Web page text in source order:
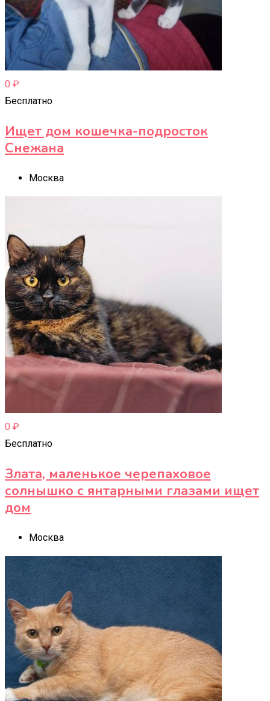
0 ₽
Бесплатно
Ищет дом кошечка-подросток
Снежана
Москва
0 ₽
Бесплатно
Злата, маленькое черепаховое
солнышко с янтарными глазами ищет
дом
Москва